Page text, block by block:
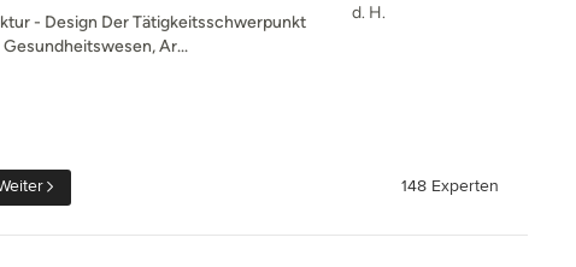
- Design Der Tätigkeitsschwerpunkt
Ar...
d. H.
148 Experten